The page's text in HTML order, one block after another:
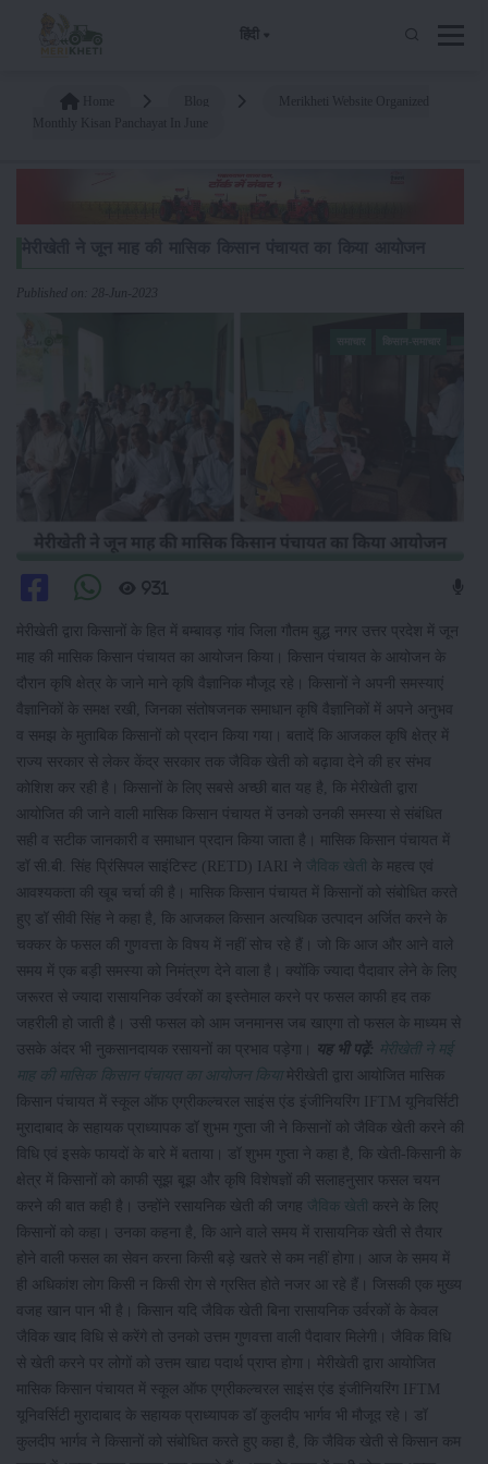
हिंदी
Published on: 28-Jun-2023
931
मेरीखेती द्वारा किसानों के हित में बम्बावड़ गांव जिला गौतम बुद्ध नगर उत्तर प्रदेश में जून
माह की मासिक किसान पंचायत का आयोजन किया। किसान पंचायत के आयोजन के
दौरान कृषि क्षेत्र के जाने माने कृषि वैज्ञानिक मौजूद रहे। किसानों ने अपनी समस्याएं
वैज्ञानिकों के समक्ष रखी, जिनका संतोषजनक समाधान कृषि वैज्ञानिकों में अपने अनुभव
व समझ के मुताबिक किसानों को प्रदान किया गया। बतादें कि आजकल कृषि क्षेत्र में
राज्य सरकार से लेकर केंद्र सरकार तक जैविक खेती को बढ़ावा देने की हर संभव
कोशिश कर रही है। किसानों के लिए सबसे अच्छी बात यह है, कि मेरीखेती द्वारा
आयोजित की जाने वाली मासिक किसान पंचायत में उनको उनकी समस्या से संबंधित
सही व सटीक जानकारी व समाधान प्रदान किया जाता है। मासिक किसान पंचायत में
डॉ सी.बी. सिंह प्रिंसिपल साइंटिस्ट (RETD) IARI ने
जैविक खेती
के महत्व एवं
आवश्यकता की खूब चर्चा की है। मासिक किसान पंचायत में किसानों को संबोधित करते
हुए डॉ सीवी सिंह ने कहा है, कि आजकल किसान अत्यधिक उत्पादन अर्जित करने के
चक्कर के फसल की गुणवत्ता के विषय में नहीं सोच रहे हैं। जो कि आज और आने वाले
समय में एक बड़ी समस्या को निमंत्रण देने वाला है। क्योंकि ज्यादा पैदावार लेने के लिए
जरूरत से ज्यादा रासायनिक उर्वरकों का इस्तेमाल करने पर फसल काफी हद तक
जहरीली हो जाती है। उसी फसल को आम जनमानस जब खाएगा तो फसल के माध्यम से
उसके अंदर भी नुकसानदायक रसायनों का प्रभाव पड़ेगा।
यह भी पढ़ें: मेरीखेती ने मई
माह की मासिक किसान पंचायत का आयोजन किया मेरीखेती द्वारा आयोजित मासिक
किसान पंचायत में स्कूल ऑफ एग्रीकल्चरल साइंस एंड इंजीनियरिंग IFTM यूनिवर्सिटी
मुरादाबाद के सहायक प्राध्यापक डॉ शुभम गुप्ता जी ने किसानों को जैविक खेती करने की
विधि एवं इसके फायदों के बारे में बताया। डॉ शुभम गुप्ता ने कहा है, कि खेती-किसानी के
क्षेत्र में किसानों को काफी सूझ बूझ और कृषि विशेषज्ञों की सलाहनुसार फसल चयन
करने की बात कही है। उन्होंने रसायनिक खेती की जगह
जैविक खेती
करने के लिए
किसानों को कहा। उनका कहना है, कि आने वाले समय में रासायनिक खेती से तैयार
होने वाली फसल का सेवन करना किसी बड़े खतरे से कम नहीं होगा। आज के समय में
ही अधिकांश लोग किसी न किसी रोग से ग्रसित होते नजर आ रहे हैं। जिसकी एक मुख्य
वजह खान पान भी है। किसान यदि जैविक खेती बिना रासायनिक उर्वरकों के केवल
जैविक खाद विधि से करेंगे तो उनको उत्तम गुणवत्ता वाली पैदावार मिलेगी। जैविक विधि
से खेती करने पर लोगों को उत्तम खाद्य पदार्थ प्राप्त होगा। मेरीखेती द्वारा आयोजित
मासिक किसान पंचायत में स्कूल ऑफ एग्रीकल्चरल साइंस एंड इंजीनियरिंग IFTM
यूनिवर्सिटी मुरादाबाद के सहायक प्राध्यापक डॉ कुलदीप भार्गव भी मौजूद रहे। डॉ
कुलदीप भार्गव ने किसानों को संबोधित करते हुए कहा है, कि जैविक खेती से किसान कम